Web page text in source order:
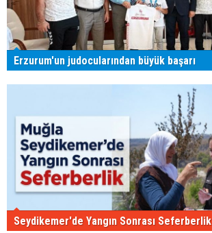
Erzurum'un judocularından büyük başarı
Seydikemer'de Yangın Sonrası Seferberlik